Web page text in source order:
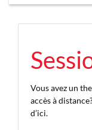
Vous avez un
accès à
d’ici.